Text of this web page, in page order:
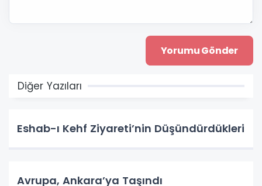
Diğer Yazıları
Eshab-ı Kehf Ziyareti’nin Düşündürdükleri
Avrupa, Ankara’ya Taşındı